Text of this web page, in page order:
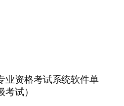
业资格考试系统软件单
试）